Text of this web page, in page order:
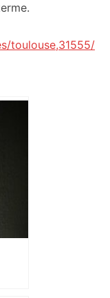
toulouse,31555/